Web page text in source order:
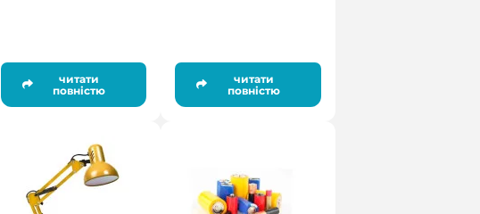
читати
повністю
читати
повністю